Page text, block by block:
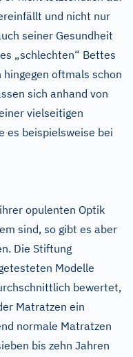
und nicht nur
seiner Gesundheit
„schlechten“ Bettes
oftmals schon
sich anhand von
vielseitigen
es beispielsweise bei
opulenten Optik
sind, so gibt es aber
Die Stiftung
Modelle
bewertet,
Matratzen ein
normale Matratzen
bis zehn Jahren